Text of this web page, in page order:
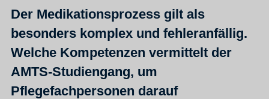
Der Medikationsprozess gilt als
besonders komplex und fehleranfällig.
Welche Kompetenzen vermittelt der
AMTS-Studiengang, um
Pflegefachpersonen darauf